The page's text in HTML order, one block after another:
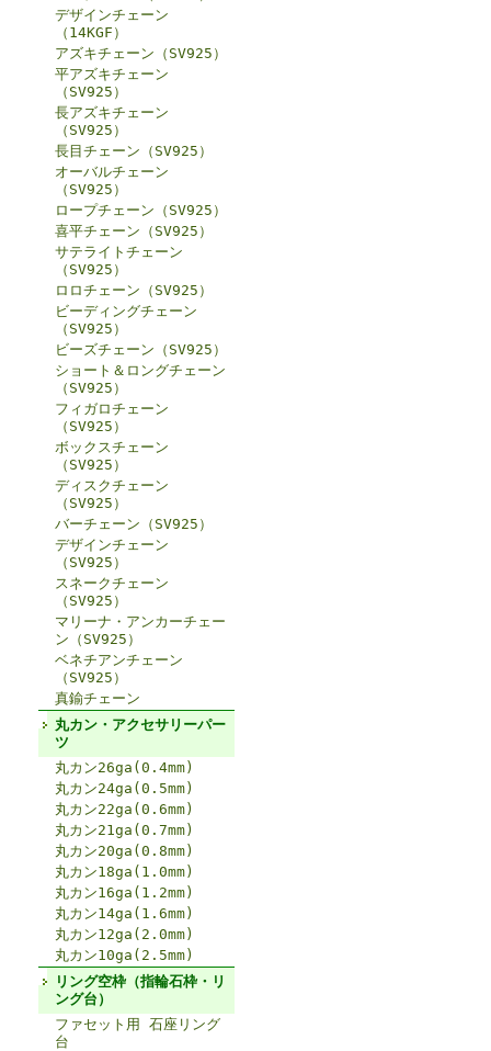
デザインチェーン
（14KGF）
アズキチェーン（SV925）
平アズキチェーン
（SV925）
長アズキチェーン
（SV925）
長目チェーン（SV925）
オーバルチェーン
（SV925）
ロープチェーン（SV925）
喜平チェーン（SV925）
サテライトチェーン
（SV925）
ロロチェーン（SV925）
ビーディングチェーン
（SV925）
ビーズチェーン（SV925）
ショート＆ロングチェーン
（SV925）
フィガロチェーン
（SV925）
ボックスチェーン
（SV925）
ディスクチェーン
（SV925）
バーチェーン（SV925）
デザインチェーン
（SV925）
スネークチェーン
（SV925）
マリーナ・アンカーチェー
ン（SV925）
ベネチアンチェーン
（SV925）
真鍮チェーン
丸カン・アクセサリーパー
ツ
丸カン26ga(0.4mm)
丸カン24ga(0.5mm)
丸カン22ga(0.6mm)
丸カン21ga(0.7mm)
丸カン20ga(0.8mm)
丸カン18ga(1.0mm)
丸カン16ga(1.2mm)
丸カン14ga(1.6mm)
丸カン12ga(2.0mm)
丸カン10ga(2.5mm)
リング空枠（指輪石枠・リ
ング台）
ファセット用 石座リング
台